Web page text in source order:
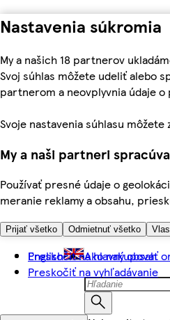
Nastavenia súkromia
My a našich 18 partnerov
Svoj súhlas môžete udeliť alebo
partnerom a neovplyvnia údaje o
Svoje nastavenia súhlasu
My a naši partneri
Používať presné údaje o
meranie reklamy a obsahu,
Prijať všetko Odmietnuť všetko
Preskočiť na hlavný obsah
Preskočiť na vyhľadávanie
English Ako nakupovať